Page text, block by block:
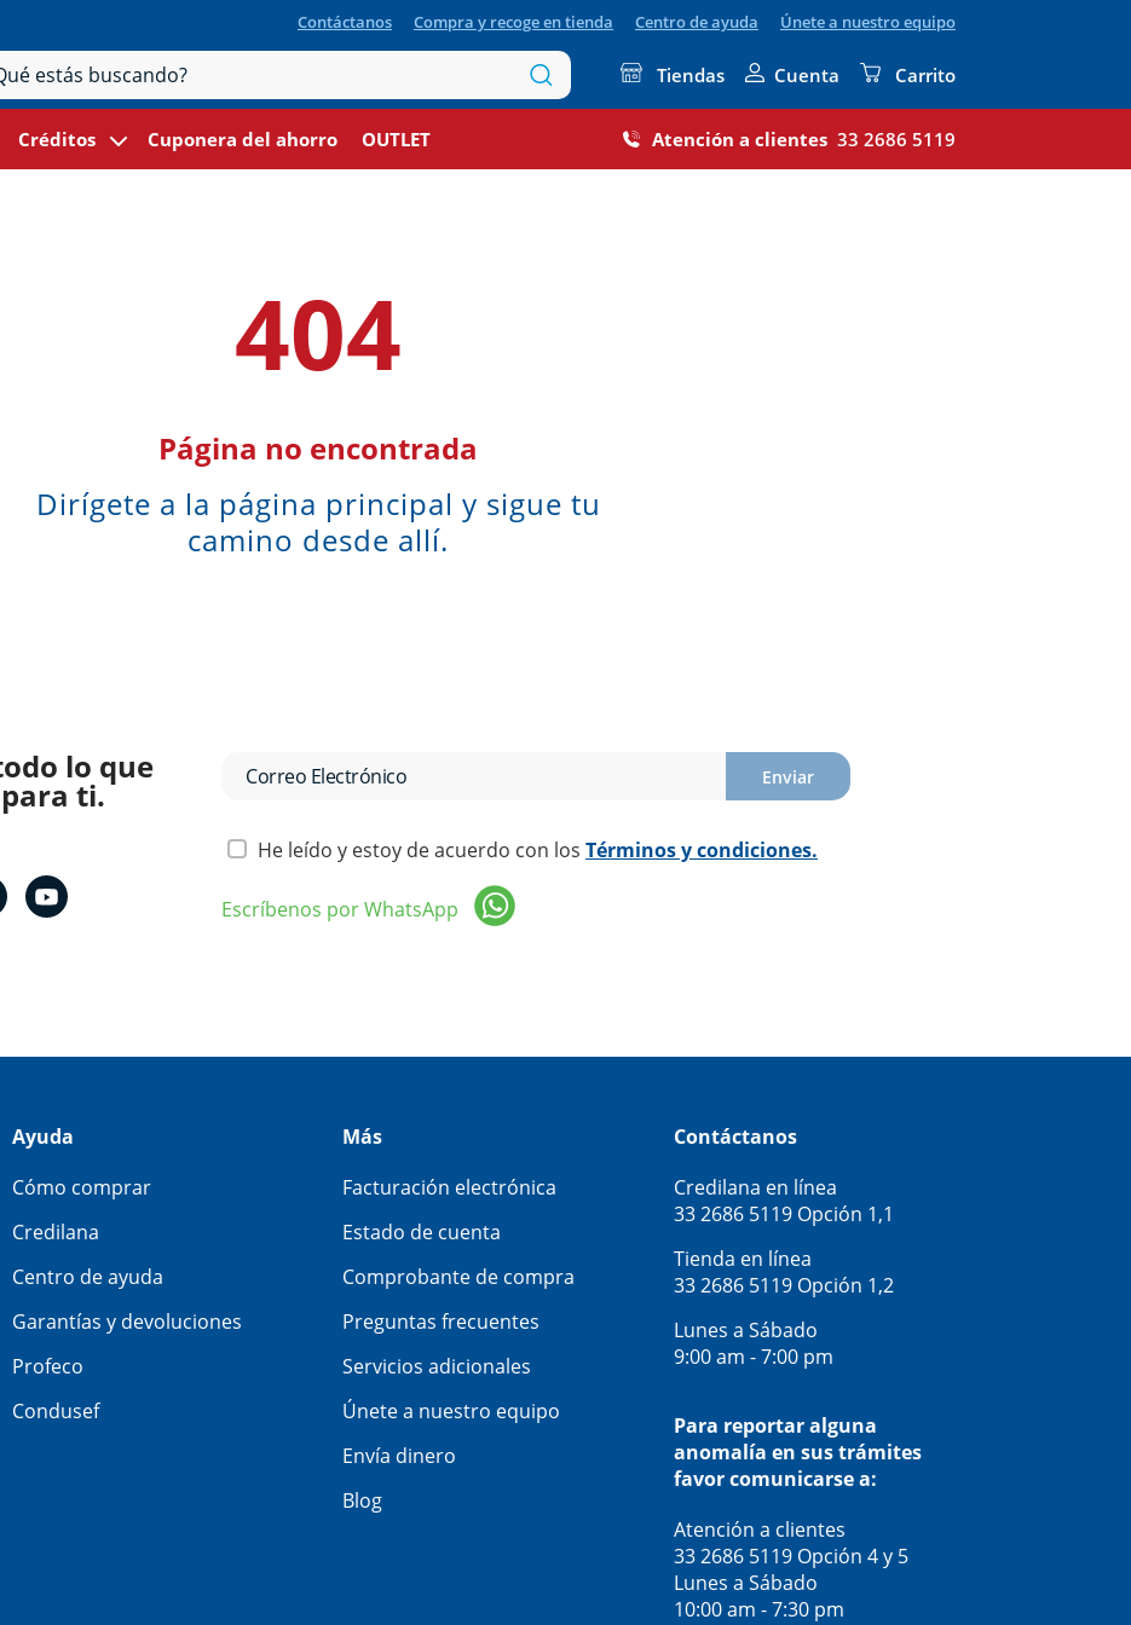
Contáctanos Compra y recoge en tienda Centro de ayuda Únete a nuestro equipo
Tiendas Cuenta Carrito
Créditos Cuponera del ahorro OUTLET Atención a clientes 33 2686 5119
404
Página no encontrada
Dirígete a la página principal y sigue tu
camino desde allí.
lo que
ti. Enviar
He leído y estoy de acuerdo con los Términos y condiciones.
Escríbenos por WhatsApp
Ayuda
Cómo comprar
Credilana
Centro de ayuda
Garantías y devoluciones
Profeco
Condusef
Más
Facturación electrónica
Estado de cuenta
Comprobante de compra
Preguntas frecuentes
Servicios adicionales
Únete a nuestro equipo
Envía dinero
Blog
Contáctanos
Credilana en línea
33 2686 5119 Opción 1,1
Tienda en línea
33 2686 5119 Opción 1,2
Lunes a Sábado
9:00 am - 7:00 pm
Para reportar alguna
anomalía en sus trámites
favor comunicarse a:
Atención a clientes
33 2686 5119 Opción 4 y 5
Lunes a Sábado
10:00 am - 7:30 pm